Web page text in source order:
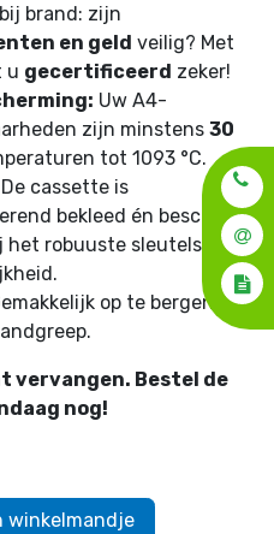
brand: zijn
en geld veilig? Met
u gecertificeerd zeker!
Uw A4-
zijn minstens 30
tot 1093 °C.
De cassette is
bekleed én beschermt
het robuuste sleutelslot en
op te bergen
vervangen. Bestel de
nog!
winkelmandje